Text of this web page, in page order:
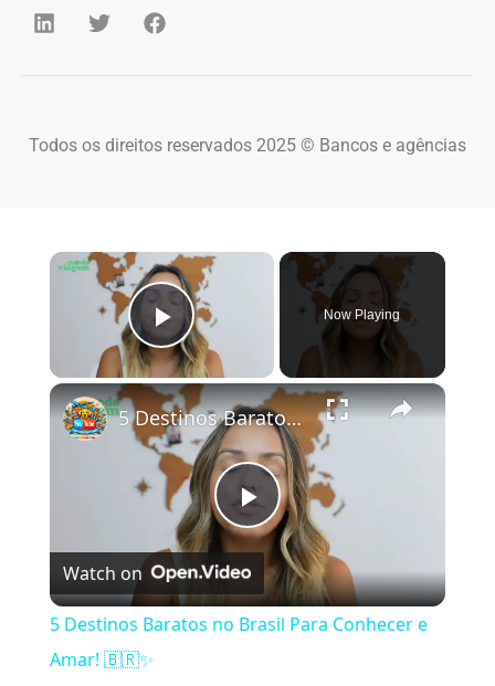
Todos os direitos reservados 2025 © Bancos e agências
×
Play Video
Now Playing
×
Play Video
5 Destinos Baratos no Brasil Para Conhecer e Amar! 🇧🇷✨
Watch on
5 Destinos Baratos no Brasil Para Conhecer e
Amar! 🇧🇷✨